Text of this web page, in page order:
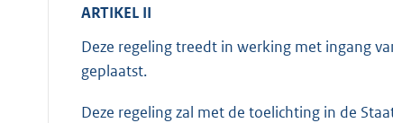
ARTIKEL II
Deze regeling treedt in werking met ingang
geplaatst.
Deze regeling zal met de toelichting in de